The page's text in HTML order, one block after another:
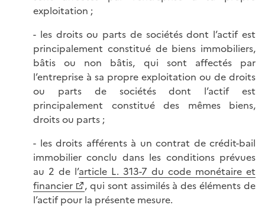
exploitation ;
- les droits ou parts de sociétés dont l’actif est
principalement constitué de biens immobiliers,
bâtis ou non bâtis, qui sont affectés par
l’entreprise à sa propre exploitation ou de droits
ou parts de sociétés dont l’actif est
principalement constitué des mêmes biens,
droits ou parts ;
- les droits afférents à un contrat de crédit-bail
immobilier conclu dans les conditions prévues
au 2 de l’article L. 313-7 du code monétaire et
financier
, qui sont assimilés à des éléments de
l’actif pour la présente mesure.